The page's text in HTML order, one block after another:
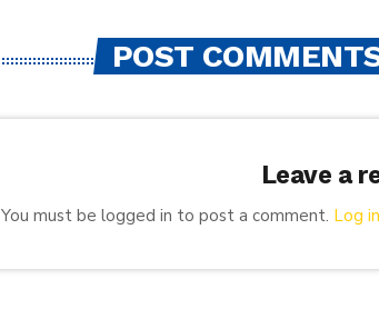
POST
Leave a
You must be logged in to post a comment. Log